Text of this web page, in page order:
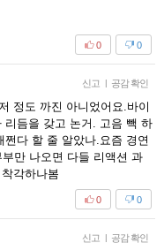
0
0
신고 공감 확인
정도 까진 아니었어요.바이
듬을 갖고 논거. 고음 빽 하
다 할 줄 알았나.요즘 경연
만 나오면 다들 리액션 과
각하나봄
0
0
신고 공감 확인